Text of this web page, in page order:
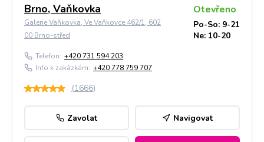
Brno, Vaňkovka
Galerie Vaňkovka, Ve Vaňkovce 462/1, 602
00 Brno-střed
Otevřeno
Po-So: 9-21
Ne: 10-20
Telefon: +420 731 594 203
Info k zakázkám: +420 778 759 707
(1666)
Zavolat Navigovat